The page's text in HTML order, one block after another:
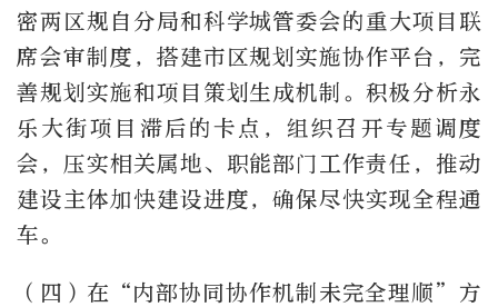
密两区规自分局和科学城管委会的重大项目联
席会审制度，搭建市区规划实施协作平台，完
善规划实施和项目策划生成机制。积极分析永
乐大街项目滞后的卡点，组织召开专题调度
会，压实相关属地、职能部门工作责任，推动
建设主体加快建设进度，确保尽快实现全程通
车。
（四）在“内部协同协作机制未完全理顺”方